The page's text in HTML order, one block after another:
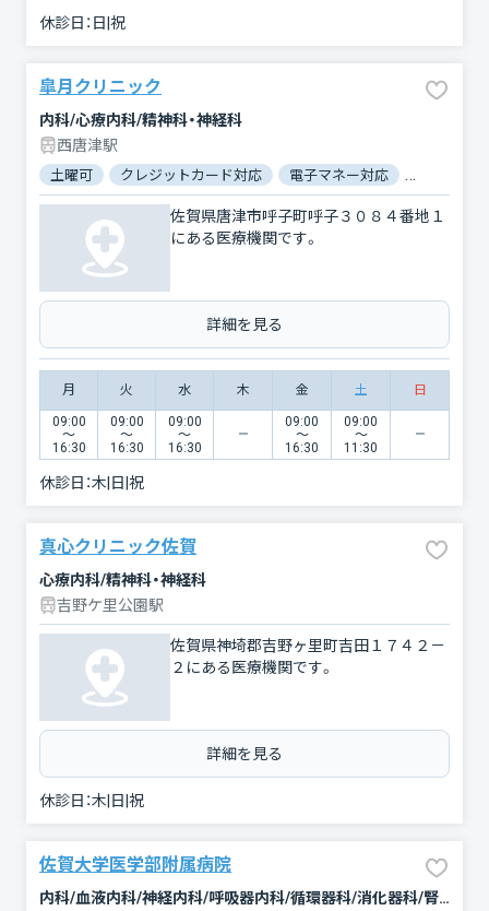
休診日： 日|祝
皐月クリニック
内科/心療内科/精神科・神経科
西唐津駅
土曜可 クレジットカード対応 電子マネー対応
佐賀県唐津市呼子町呼子３０８４番地１
にある医療機関です。
詳細を見る
月 火 水 木 金 土 日
09:00
〜
16:30
09:00
〜
16:30
09:00
〜
16:30
09:00
〜
16:30
09:00
〜
11:30
休診日：木|日|祝
真心クリニック佐賀
心療内科/精神科・神経科
吉野ケ里公園駅
佐賀県神埼郡吉野ヶ里町吉田１７４２－
２にある医療機関です。
詳細を見る
休診日：木|日|祝
佐賀大学医学部附属病院
内科/血液内科/神経内科/呼吸器内科/循環器科/消化器科/腎臓内科・外科/肝臓内科・外科/ペインクリニック/脳神経外科/呼吸器外科/心臓血管外科/外科/整形外科/形成外科/小児科/産婦人科/眼科/耳鼻咽喉科/皮膚科/泌尿器科/精神科・神経科/歯科口腔外科/リウマチ科/リハビリテーション/放射線科/臨床検査・病理診断/救急科/麻酔科